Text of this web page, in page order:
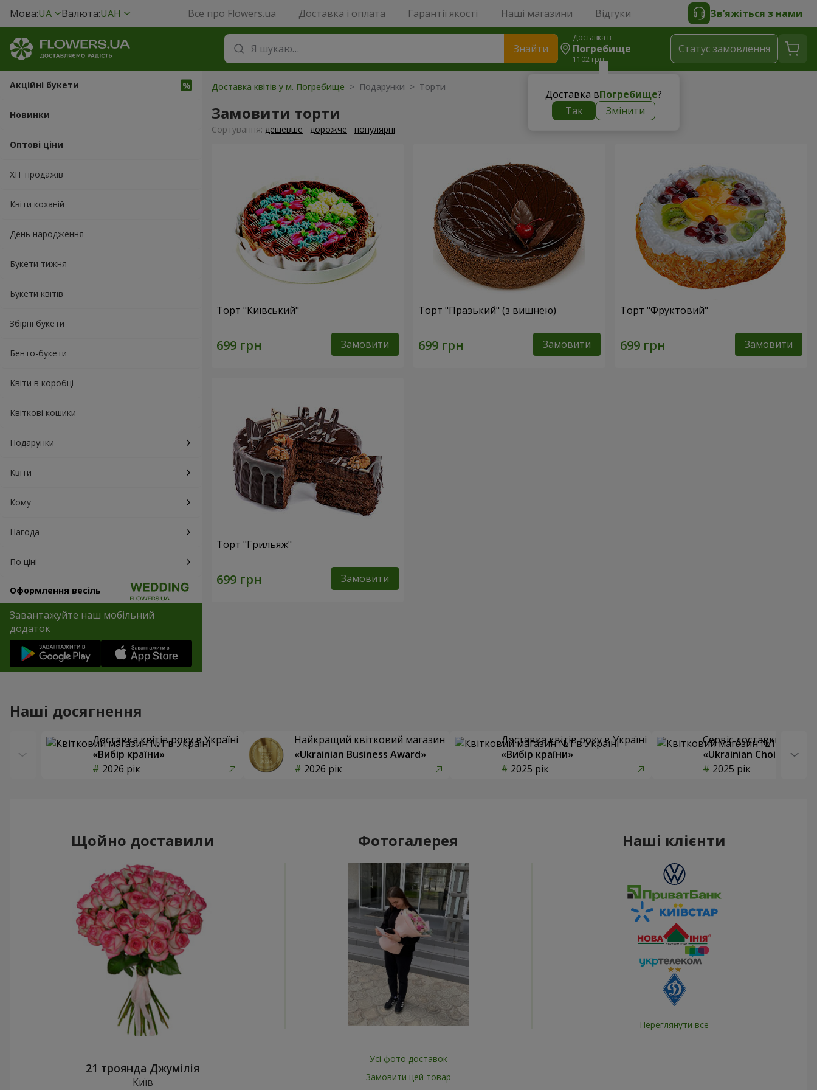
Мова:UA Валюта:UAH Все про Flowers.ua Доставка і оплата Гарантії якості Наші магазини Відгуки Зв’яжіться з нами
Знайти
Доставка в
Погребище
1102 грн
Доставка вПогребище?
Так
Змінити
Статус замовлення
Акційні букети
Новинки
Оптові ціни
ХІТ продажів
Квіти коханій
День народження
Букети тижня
Букети квітів
Збірні букети
Бенто-букети
Квіти в коробці
Квіткові кошики
Подарунки
Квіти
Кому
Нагода
По ціні
Оформлення весіль
Завантажуйте наш мобільний
додаток
Доставка квітів у м. Погребище > Подарунки > Торти
Замовити торти
Сортування: дешевше дорожче популярні
Торт "Київський"
Замовити
Торт "Празький" (з вишнею)
Замовити
Торт "Фруктовий"
Замовити
Торт "Грильяж"
Замовити
Наші досягнення
Доставка квітів року в Україні
«Вибір країни»
2026 рік
Найкращий квітковий магазин
«Ukrainian Business Award»
2026 рік
Доставка квітів року в Україні
«Вибір країни»
2025 рік
Сервіс доставки квітів
«Ukrainian Choice»
2025 рік
Щойно доставили
21 троянда Джумілія
Київ
Фотогалерея
Усі фото доставок
Замовити цей товар
Наші клієнти
Переглянути все